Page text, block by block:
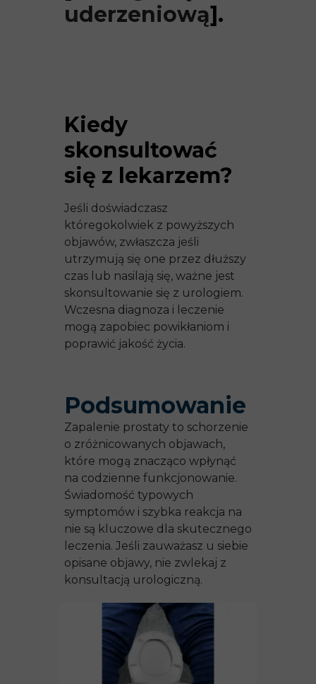
uderzeniową].
Kiedy
skonsultować
się z lekarzem?
Jeśli doświadczasz
któregokolwiek z powyższych
objawów, zwłaszcza jeśli
utrzymują się one przez dłuższy
czas lub nasilają się, ważne jest
skonsultowanie się z urologiem.
Wczesna diagnoza i leczenie
mogą zapobiec powikłaniom i
poprawić jakość życia.
Podsumowanie
Zapalenie prostaty to schorzenie
o zróżnicowanych objawach,
które mogą znacząco wpłynąć
na codzienne funkcjonowanie.
Świadomość typowych
symptomów i szybka reakcja na
nie są kluczowe dla skutecznego
leczenia. Jeśli zauważasz u siebie
opisane objawy, nie zwlekaj z
konsultacją urologiczną.